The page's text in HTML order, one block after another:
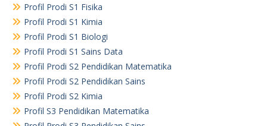
Profil Prodi S1 Fisika
Profil Prodi S1 Kimia
Profil Prodi S1 Biologi
Profil Prodi S1 Sains Data
Profil Prodi S2 Pendidikan Matematika
Profil Prodi S2 Pendidikan Sains
Profil Prodi S2 Kimia
Profil S3 Pendidikan Matematika